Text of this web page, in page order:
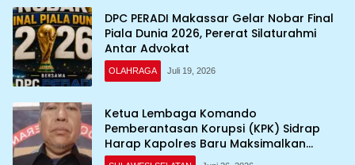
DPC PERADI Makassar Gelar Nobar Final
Piala Dunia 2026, Pererat Silaturahmi
Antar Advokat
OLAHRAGA Juli 19, 2026
Ketua Lembaga Komando
Pemberantasan Korupsi (KPK) Sidrap
Harap Kapolres Baru Maksimalkan
Penanganan Kasus